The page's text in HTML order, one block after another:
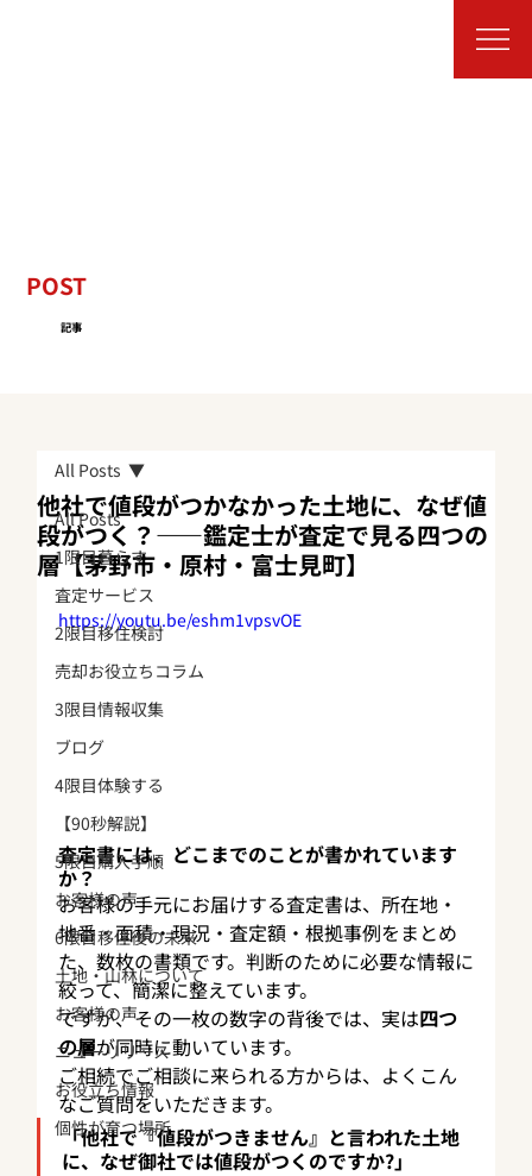
POST
記事
All Posts
1限目暮らす
査定サービス
2限目移住検討
売却お役立ちコラム
3限目情報収集
ブログ
4限目体験する
【90秒解説】
5限目購入手順
お客様の声
6限目移住後の未来
土地・山林について
お客様の声
ニューリリース
お役立ち情報
個性が育つ場所
All Posts
他社で値段がつかなかった土地に、なぜ値
段がつく？——鑑定士が査定で見る四つの
層【茅野市・原村・富士見町】
https://youtu.be/eshm1vpsvOE
査定書には、どこまでのことが書かれています
か？
お客様の手元にお届けする査定書は、所在地・
地番・面積・現況・査定額・根拠事例をまとめ
た、数枚の書類です。判断のために必要な情報に
絞って、簡潔に整えています。
ですが、その一枚の数字の背後では、実は四つ
の層が同時に動いています。
ご相続でご相談に来られる方からは、よくこん
なご質問をいただきます。
「他社で『値段がつきません』と言われた土地
に、なぜ御社では値段がつくのですか?」